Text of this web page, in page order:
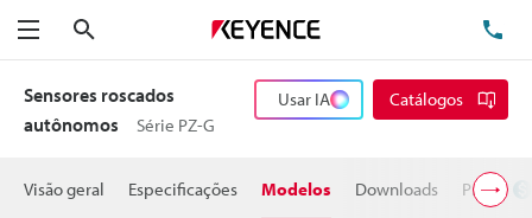
Menu
Sensores roscados
autônomos
Série PZ-G
Usar IA Catálogos
Visão geral Especificações Modelos Downloads Preço